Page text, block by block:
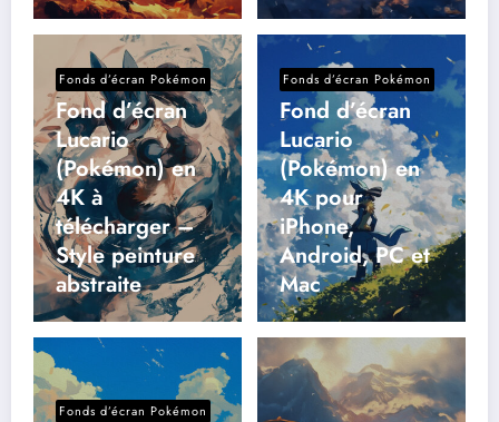
Fonds d’écran Pokémon
Fond d’écran
Lucario
(Pokémon) en
4K à
télécharger –
Style peinture
abstraite
Fonds d’écran Pokémon
Fond d’écran
Lucario
(Pokémon) en
4K pour
iPhone,
Android, PC et
Mac
Fonds d’écran Pokémon